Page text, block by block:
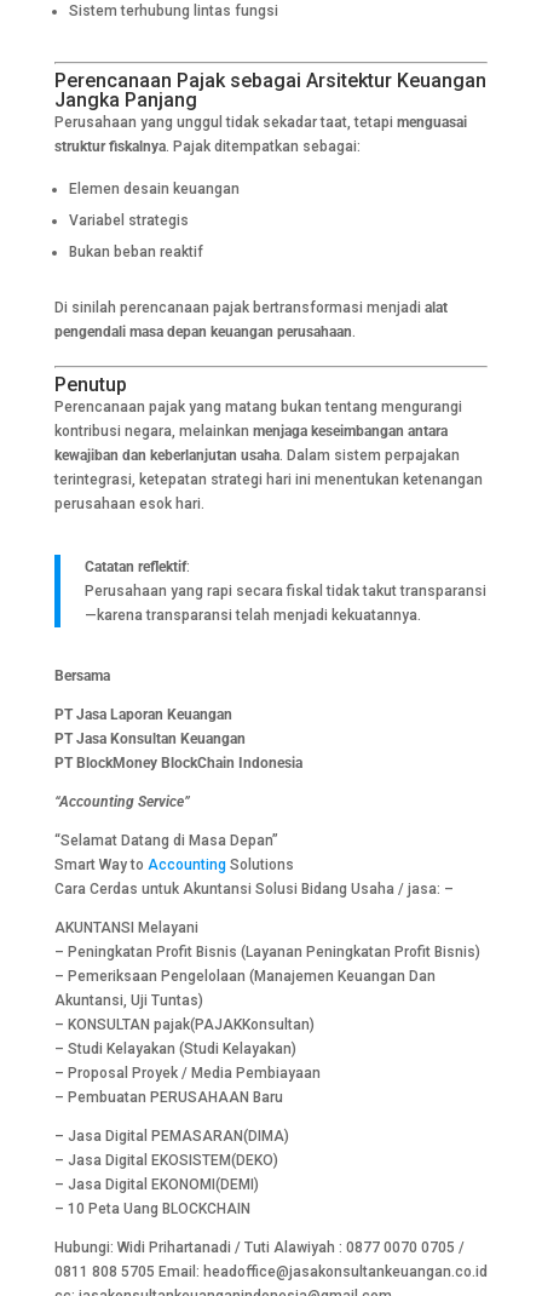
Sistem terhubung lintas fungsi
Perencanaan Pajak sebagai Arsitektur Keuangan
Jangka Panjang
Perusahaan yang unggul tidak sekadar taat, tetapi menguasai
struktur fiskalnya. Pajak ditempatkan sebagai:
Elemen desain keuangan
Variabel strategis
Bukan beban reaktif
Di sinilah perencanaan pajak bertransformasi menjadi alat
pengendali masa depan keuangan perusahaan
Penutup
Perencanaan pajak yang matang bukan tentang mengurangi
kontribusi negara, melainkan menjaga keseimbangan antara
kewajiban dan keberlanjutan usaha. Dalam sistem perpajakan
terintegrasi, ketepatan strategi hari ini menentukan ketenangan
perusahaan esok hari.
Catatan reflektif:
Perusahaan yang rapi secara fiskal tidak takut transparansi
—karena transparansi telah menjadi kekuatannya.
Bersama
PT Jasa Laporan Keuangan
PT Jasa Konsultan Keuangan
PT BlockMoney BlockChain Indonesia
“Accounting Service”
“Selamat Datang di Masa Depan”
Smart Way to AccountingSolutions
Cara Cerdas untuk Akuntansi Solusi Bidang Usaha / jasa: –
AKUNTANSI Melayani
– Peningkatan Profit Bisnis (Layanan Peningkatan Profit Bisnis)
– Pemeriksaan Pengelolaan (Manajemen Keuangan Dan
Akuntansi, Uji Tuntas)
– KONSULTAN pajak(PAJAKKonsultan)
– Studi Kelayakan (Studi Kelayakan)
– Proposal Proyek / Media Pembiayaan
– Pembuatan PERUSAHAAN Baru
– Jasa Digital PEMASARAN(DIMA)
– Jasa Digital EKOSISTEM(DEKO)
– Jasa Digital EKONOMI(DEMI)
– 10 Peta Uang BLOCKCHAIN
Hubungi: Widi Prihartanadi / Tuti Alawiyah : 0877 0070 0705 /
0811 808 5705 Email: headoffice@jasakonsultankeuangan.co.id